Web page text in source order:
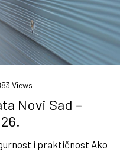
Views
Novi Sad –
i praktičnost Ako